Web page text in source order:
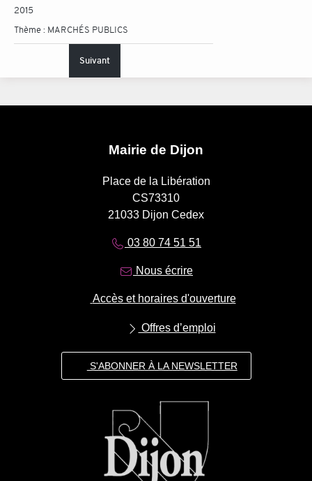
2015
Thème : MARCHÉS PUBLICS
Suivant
Mairie de Dijon
Place de la Libération
CS73310
21033 Dijon Cedex
03 80 74 51 51
Nous écrire
Accès et horaires d'ouverture
Offres d’emploi
S'ABONNER À LA NEWSLETTER